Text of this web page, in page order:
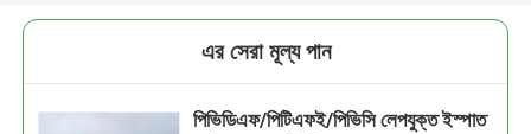
এর সেরা মূল্য পান
পিভিডিএফ/পিটিএফই/পিভিসি লেপযুক্ত ইস্পাত